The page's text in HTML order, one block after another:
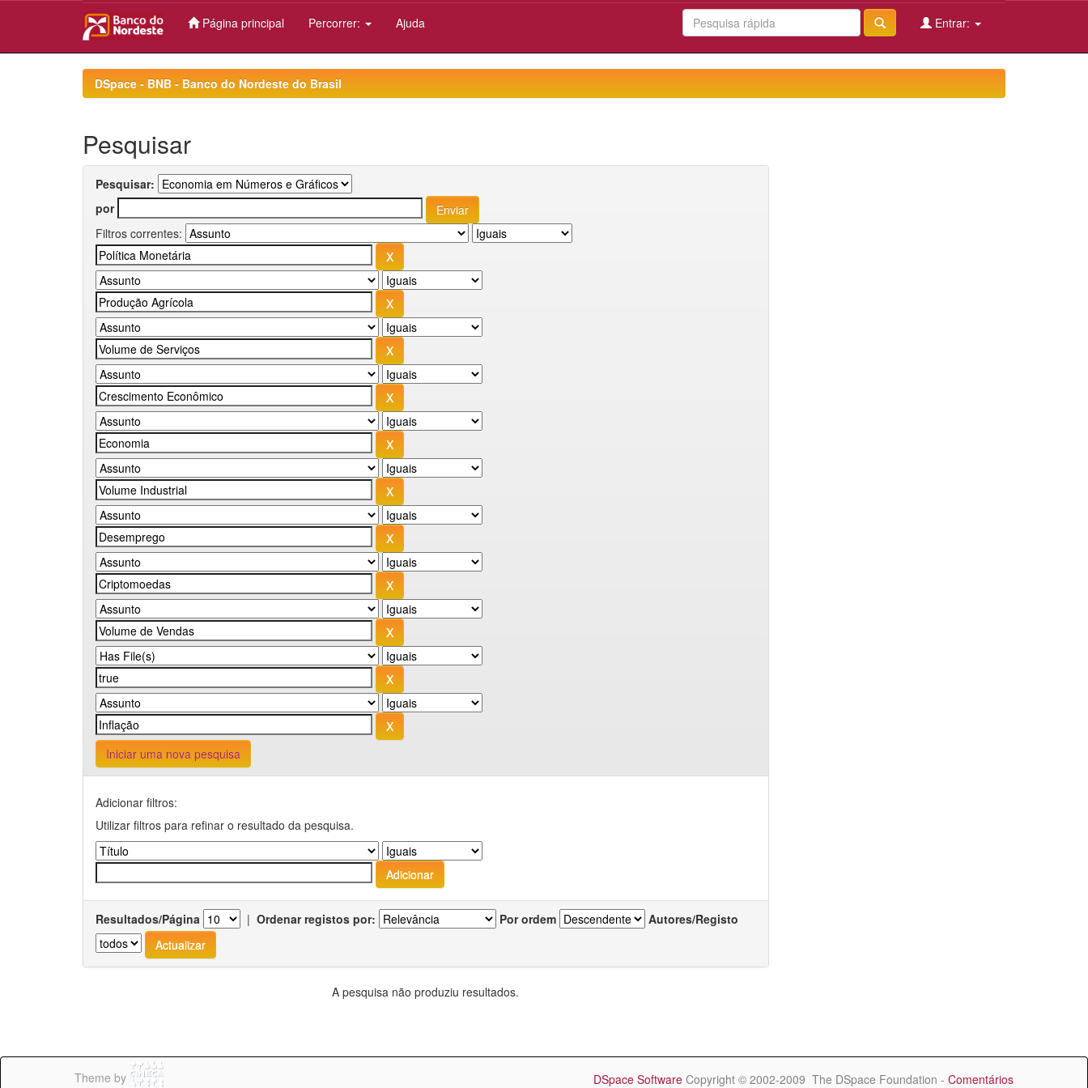
Página principal Percorrer: Ajuda Entrar:
DSpace - BNB - Banco do Nordeste do Brasil
Pesquisar
Pesquisar:
por
Filtros correntes:
Iniciar uma nova pesquisa
Adicionar filtros:
Utilizar filtros para refinar o resultado da pesquisa.
Resultados/Página | Ordenar registos por: Por ordem Autores/Registo
A pesquisa não produziu resultados.
Theme by DSpace Software Copyright © 2002-2009 The DSpace Foundation - Comentários